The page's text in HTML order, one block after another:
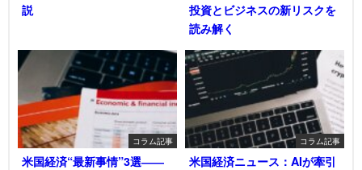
説
投資とビジネスの新リスクを
読み解く
コラム記事
米国経済“最新事情”3選――
コラム記事
米国経済ニュース：AIが牽引